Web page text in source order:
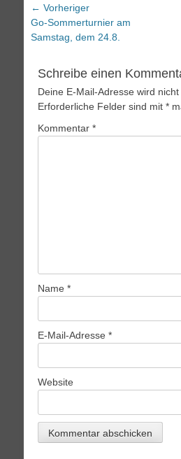
Beitragsnavigation
← Vorheriger
Vorheriger
Beitrag:
Go-Sommerturnier am
Samstag, dem 24.8.
Schreibe einen
Deine E-Mail-Adresse wird nicht
Erforderliche Felder sind mit *
Kommentar *
Name *
E-Mail-Adresse *
Website